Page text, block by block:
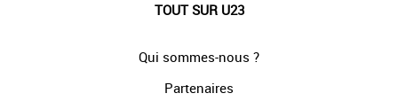
TOUT SUR U23
Qui sommes-nous ?
Partenaires